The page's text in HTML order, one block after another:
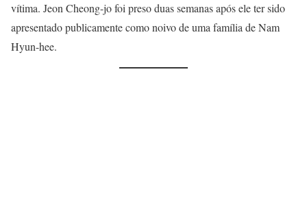
vítima. Jeon Cheong-jo foi preso duas semanas após ele ter sido
apresentado publicamente como noivo de uma família de Nam
Hyun-hee.